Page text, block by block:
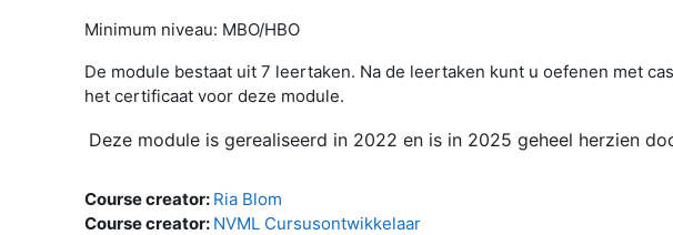
Minimum niveau: MBO/HBO
De module bestaat uit 7 leertaken. Na de leertaken kunt u oefenen met
het certificaat voor deze module.
Deze module is gerealiseerd in 2022 en is in 2025 geheel herzien
Course creator: Ria Blom
Course creator: NVML Cursusontwikkelaar